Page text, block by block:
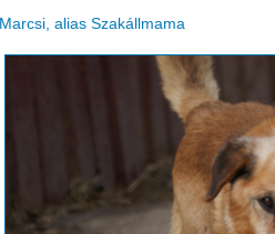
Marcsi, alias Szakállmama